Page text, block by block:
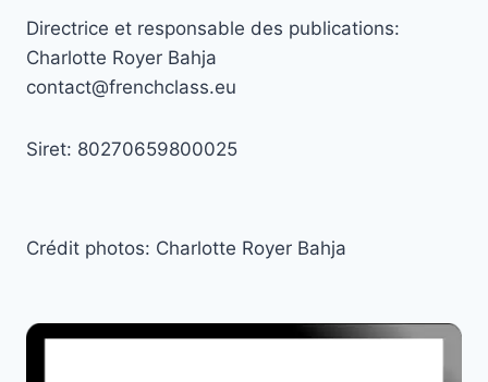
Directrice et responsable des publications:
Charlotte Royer Bahja
contact@frenchclass.eu
Siret: 80270659800025
Crédit photos: Charlotte Royer Bahja